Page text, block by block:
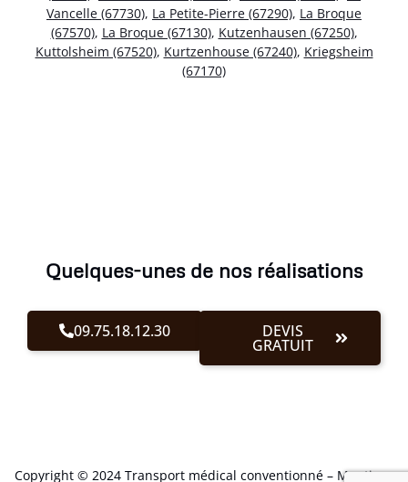
Vancelle (67730), La Petite-Pierre (67290), La Broque
(67570), La Broque (67130), Kutzenhausen (67250),
Kuttolsheim (67520), Kurtzenhouse (67240), Kriegsheim
(67170)
Quelques-unes de nos réalisations
09.75.18.12.30 DEVIS
GRATUIT
Copyright © 2024 Transport médical conventionné – Mentions